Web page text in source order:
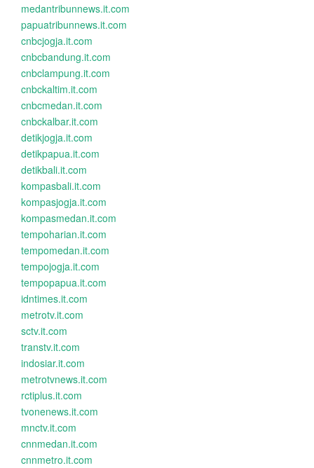
medantribunnews.it.com
papuatribunnews.it.com
cnbcjogja.it.com
cnbcbandung.it.com
cnbclampung.it.com
cnbckaltim.it.com
cnbcmedan.it.com
cnbckalbar.it.com
detikjogja.it.com
detikpapua.it.com
detikbali.it.com
kompasbali.it.com
kompasjogja.it.com
kompasmedan.it.com
tempoharian.it.com
tempomedan.it.com
tempojogja.it.com
tempopapua.it.com
idntimes.it.com
metrotv.it.com
sctv.it.com
transtv.it.com
indosiar.it.com
metrotvnews.it.com
rctiplus.it.com
tvonenews.it.com
mnctv.it.com
cnnmedan.it.com
cnnmetro.it.com